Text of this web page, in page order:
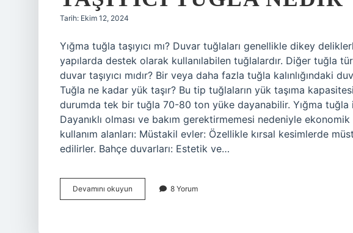
Tarih: Ekim 12, 2024
Yığma tuğla taşıyıcı mı? Duvar tuğlaları genellikle dikey
yapılarda destek olarak kullanılabilen tuğlalardır. Diğer tuğla
duvar taşıyıcı mıdır? Bir veya daha fazla tuğla kalınlığındaki
Tuğla ne kadar yük taşır? Bu tip tuğlaların yük taşıma
durumda tek bir tuğla 70-80 ton yüke dayanabilir. Yığma tuğla
Dayanıklı olması ve bakım gerektirmemesi nedeniyle
kullanım alanları: Müstakil evler: Özellikle kırsal kesimlerde
edilirler. Bahçe duvarları: Estetik ve…
Devamını okuyun
Tuğla
8 Yorum